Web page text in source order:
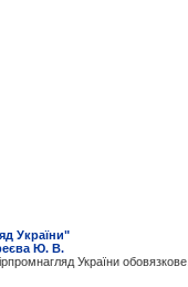
України"
Ю. В.
України обовязкове.